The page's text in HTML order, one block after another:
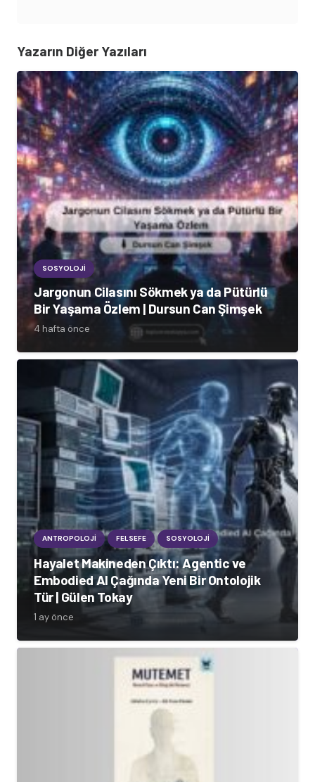
Yazarın Diğer Yazıları
SOSYOLOJI
Jargonun Cilasını Sökmek ya da Pütürlü
Bir Yaşama Özlem | Dursun Can Şimşek
4 hafta önce
ANTROPOLOJI FELSEFE SOSYOLOJI
Hayalet Makineden Çıktı: Agentic ve
Embodied AI Çağında Yeni Bir Ontolojik
Tür | Gülen Tokay
1 ay önce